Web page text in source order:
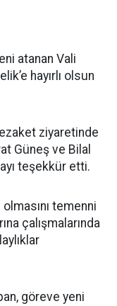
atanan Vali
hayırlı olsun
ziyaretinde
Güneş ve Bilal
teşekkür etti.
temenni
çalışmalarında
göreve yeni